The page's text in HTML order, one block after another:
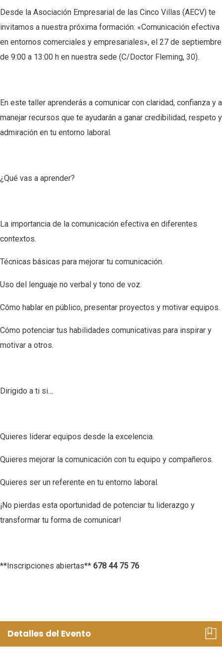
Desde la Asociación Empresarial de las Cinco Villas (AECV) te
invitamos a nuestra próxima formación: «Comunicación efectiva
en entornos comerciales y empresariales», el 27 de septiembre
de 9:00 a 13:00 h en nuestra sede (C/Doctor Fleming, 30).
En este taller aprenderás a comunicar con claridad, confianza y a
manejar recursos que te ayudarán a ganar credibilidad, respeto y
admiración en tu entorno laboral.
¿Qué vas a aprender?
La importancia de la comunicación efectiva en diferentes
contextos.
Técnicas básicas para mejorar tu comunicación.
Uso del lenguaje no verbal y tono de voz.
Cómo hablar en público, presentar proyectos y motivar equipos.
Cómo potenciar tus habilidades comunicativas para inspirar y
motivar a otros.
Dirigido a ti si…
Quieres liderar equipos desde la excelencia.
Quieres mejorar la comunicación con tu equipo y compañeros.
Quieres ser un referente en tu entorno laboral.
¡No pierdas esta oportunidad de potenciar tu liderazgo y
transformar tu forma de comunicar!
**Inscripciones abiertas** 678 44 75 76
Detalles del Evento